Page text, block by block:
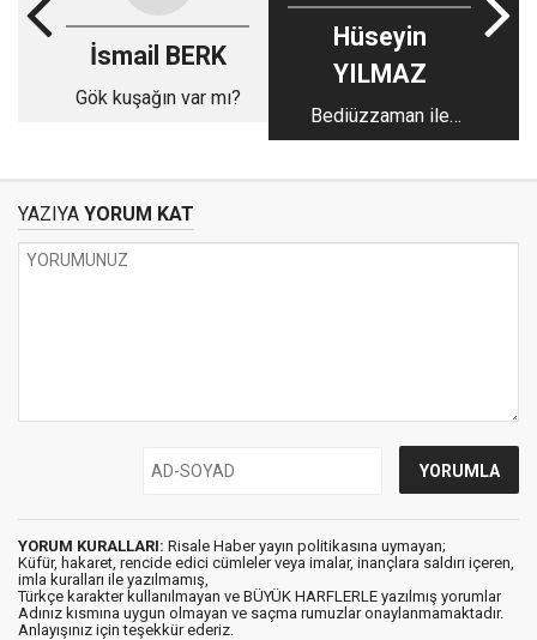
İsmail BERK
Gök kuşağın var mı?
Hüseyin
YILMAZ
Bediüzzaman ile
Abdurrahman’ın hazîn
YAZIYA YORUM KAT
YORUM KURALLARI: Risale Haber yayın politikasına uymayan;
Küfür, hakaret, rencide edici cümleler veya imalar, inançlara saldırı içeren,
imla kuralları ile yazılmamış,
Türkçe karakter kullanılmayan ve BÜYÜK HARFLERLE yazılmış yorumlar
Adınız kısmına uygun olmayan ve saçma rumuzlar onaylanmamaktadır.
Anlayışınız için teşekkür ederiz.